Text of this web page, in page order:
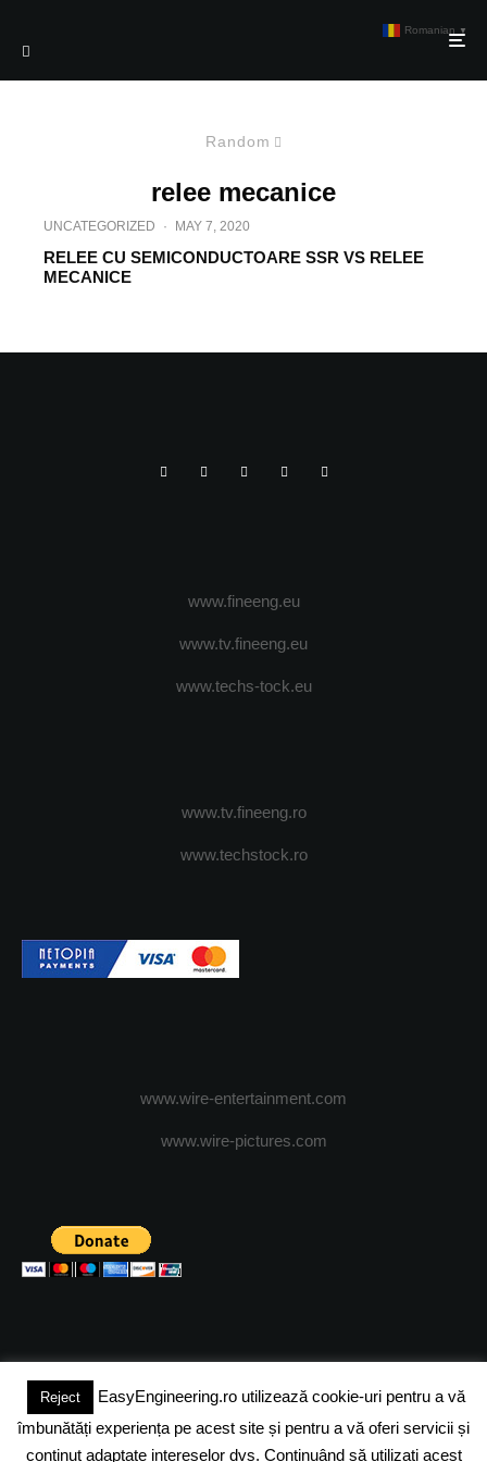
Random
relee mecanice
UNCATEGORIZED · MAY 7, 2020
RELEE CU SEMICONDUCTOARE SSR VS RELEE
MECANICE
www.fineeng.eu
www.tv.fineeng.eu
www.techs-tock.eu
www.tv.fineeng.ro
www.techstock.ro
www.wire-entertainment.com
www.wire-pictures.com
(c) 2024 - FineEngineeringMagazine. All rights reserved.
DESPRE NOI ADVERTISING JOBS DESPRE COOKIES
Reject
EasyEngineering.ro utilizează cookie-uri pentru a vă
îmbunătăți experiența pe acest site și pentru a vă oferi servicii și
conținut adaptate intereselor dvs. Continuând să utilizați acest
Romanian ▼